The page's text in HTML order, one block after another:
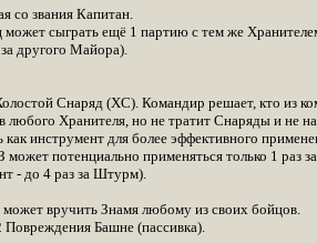
со звания Капитан.
сыграть ещё 1 партию с тем же
другого Майора).
Снаряд (ХС). Командир решает, кто из
Хранителя, но не тратит Снаряды и не
как инструмент для более эффективного
потенциально применяться только 1 раз
- до 4 раз за Штурм).
вручить Знамя любому из своих бойцов.
Башне (пассивка).